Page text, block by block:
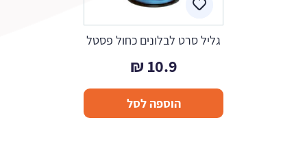
גליל סרט לבלונים כחול פסטל
10.9
₪
הוספה לסל